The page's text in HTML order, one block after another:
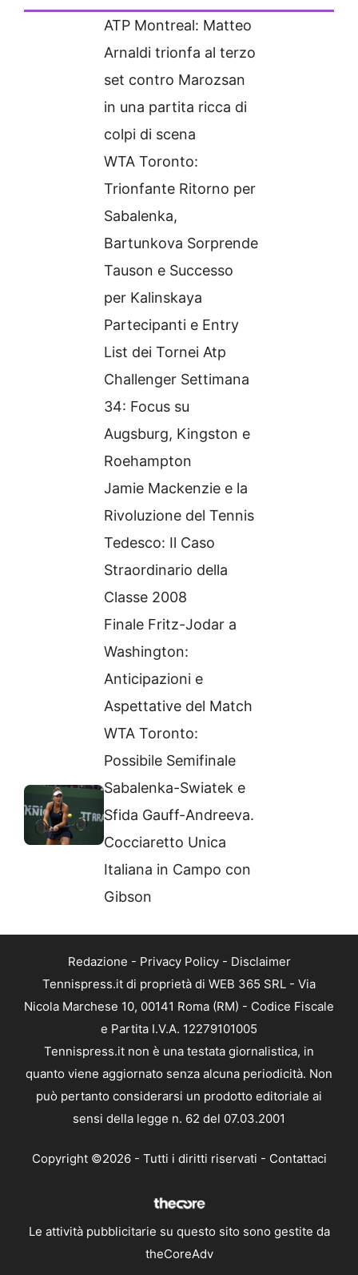
ATP Montreal: Matteo
Arnaldi trionfa al terzo
set contro Marozsan
in una partita ricca di
colpi di scena
WTA Toronto:
Trionfante Ritorno per
Sabalenka,
Bartunkova Sorprende
Tauson e Successo
per Kalinskaya
Partecipanti e Entry
List dei Tornei Atp
Challenger Settimana
34: Focus su
Augsburg, Kingston e
Roehampton
Jamie Mackenzie e la
Rivoluzione del Tennis
Tedesco: Il Caso
Straordinario della
Classe 2008
Finale Fritz-Jodar a
Washington:
Anticipazioni e
Aspettative del Match
WTA Toronto:
Possibile Semifinale
Sabalenka-Swiatek e
Sfida Gauff-Andreeva.
Cocciaretto Unica
Italiana in Campo con
Gibson
Redazione - Privacy Policy- Disclaimer
Tennispress.it di proprietà di WEB 365 SRL - Via
Nicola Marchese 10, 00141 Roma (RM) - Codice Fiscale
e Partita I.V.A. 12279101005
Tennispress.it non è una testata giornalistica, in
quanto viene aggiornato senza alcuna periodicità. Non
può pertanto considerarsi un prodotto editoriale ai
sensi della legge n. 62 del 07.03.2001
Copyright ©2026 - Tutti i diritti riservati - Contattaci
Le attività pubblicitarie su questo sito sono gestite da
theCoreAdv